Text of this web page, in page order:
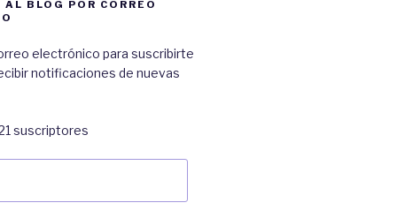
BLOG POR CORREO
electrónico para suscribirte
notificaciones de nuevas
suscriptores